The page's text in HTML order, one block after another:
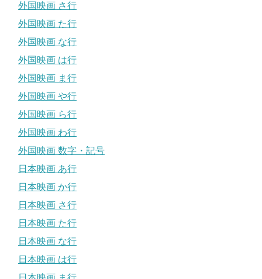
外国映画 さ行
外国映画 た行
外国映画 な行
外国映画 は行
外国映画 ま行
外国映画 や行
外国映画 ら行
外国映画 わ行
外国映画 数字・記号
日本映画 あ行
日本映画 か行
日本映画 さ行
日本映画 た行
日本映画 な行
日本映画 は行